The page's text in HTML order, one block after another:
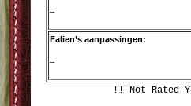
–
Falien’s aanpassingen:
–
!! Not Rated